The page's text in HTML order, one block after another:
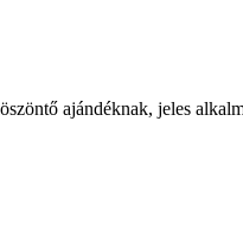
ajándéknak, jeles